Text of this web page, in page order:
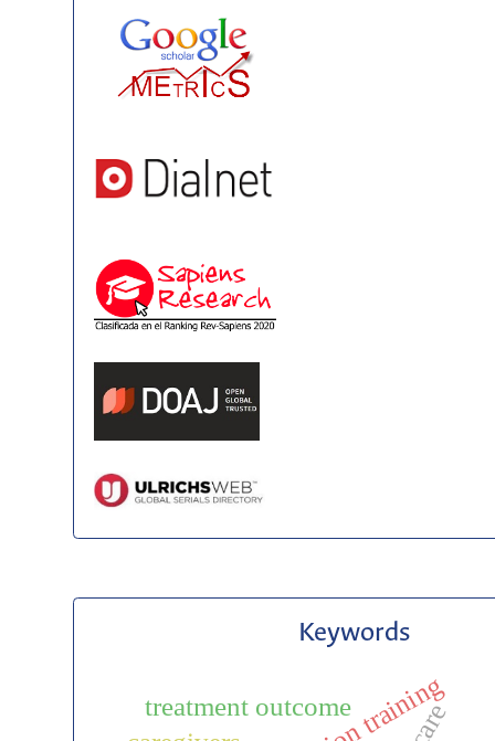
Keywords
treatment outcome